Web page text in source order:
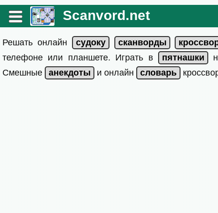
Scanvord.net
Решать онлайн
телефоне или планшете. Играть в
Смешные
и онлайн